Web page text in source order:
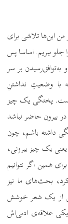
من این‌ها تلاشی برای
ببریم. اساسا پس
به‌توافق‌رسیدن بر سر
وضعیتِ نداشتنِ
پختگی یک چیز
بیرون حاضر نباشد
داشته باشم، چون
یک چیز بیرونی،
همین اگر نتوانیم
بحث‌های ما نیز
از یک شعر خوشش
علاقه‌ی ادبی‌اش